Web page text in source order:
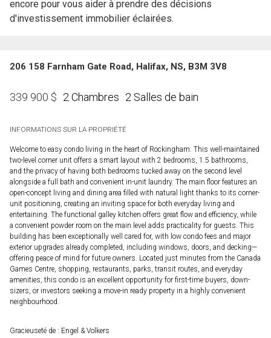
encore pour vous aider à prendre des décisions
d'investissement immobilier éclairées.
206 158 Farnham Gate Road, Halifax, NS, B3M 3V8
339 900 $ 2 Chambres 2 Salles de bain
INFORMATIONS SUR LA PROPRIÉTÉ
Welcome to easy condo living in the heart of Rockingham. This well-maintained
two-level corner unit offers a smart layout with 2 bedrooms, 1.5 bathrooms,
and the privacy of having both bedrooms tucked away on the second level
alongside a full bath and convenient in-unit laundry. The main floor features an
open-concept living and dining area filled with natural light thanks to its corner-
unit positioning, creating an inviting space for both everyday living and
entertaining. The functional galley kitchen offers great flow and efficiency, while
a convenient powder room on the main level adds practicality for guests. This
building has been exceptionally well cared for, with low condo fees and major
exterior upgrades already completed, including windows, doors, and decking—
offering peace of mind for future owners. Located just minutes from the Canada
Games Centre, shopping, restaurants, parks, transit routes, and everyday
amenities, this condo is an excellent opportunity for first-time buyers, down-
sizers, or investors seeking a move-in ready property in a highly convenient
neighbourhood.
Gracieuseté de : Engel & Volkers